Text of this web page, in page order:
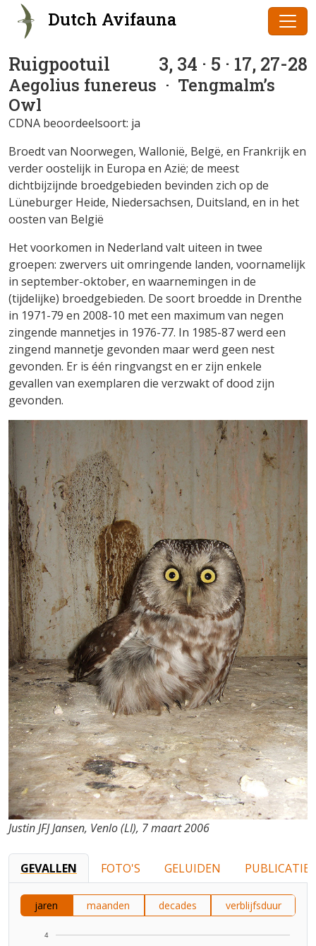
Dutch Avifauna
Ruigpootuil 3, 34 · 5 · 17, 27-28
Aegolius funereus · Tengmalm’s
Owl
CDNA beoordeelsoort: ja
Broedt van Noorwegen, Wallonië, Belgë, en Frankrijk en
verder oostelijk in Europa en Azië; de meest
dichtbijzijnde broedgebieden bevinden zich op de
Lüneburger Heide, Niedersachsen, Duitsland, en in het
oosten van België
Het voorkomen in Nederland valt uiteen in twee
groepen: zwervers uit omringende landen, voornamelijk
in september-oktober, en waarnemingen in de
(tijdelijke) broedgebieden. De soort broedde in Drenthe
in 1971-79 en 2008-10 met een maximum van negen
zingende mannetjes in 1976-77. In 1985-87 werd een
zingend mannetje gevonden maar werd geen nest
gevonden. Er is één ringvangst en er zijn enkele
gevallen van exemplaren die verzwakt of dood zijn
gevonden.
Justin JFJ Jansen, Venlo (LI), 7 maart 2006
GEVALLEN FOTO'S GELUIDEN PUBLICATIES
jaren maanden decades verblijfsduur
4